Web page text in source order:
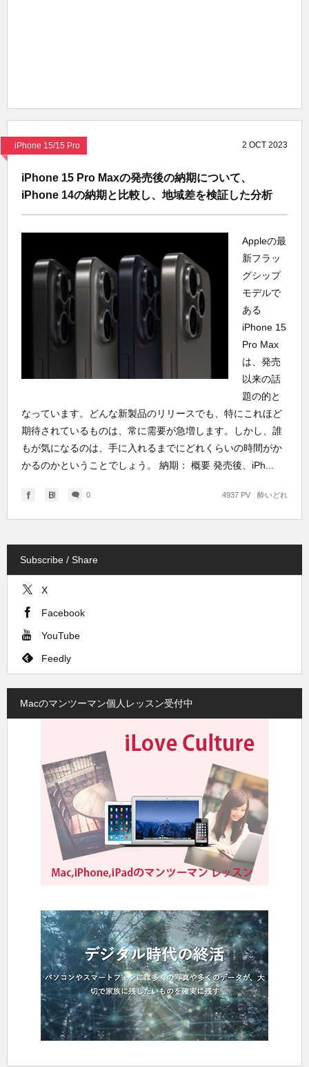
iPhone 15/15 Pro 2 OCT 2023
iPhone 15 Pro Maxの発売後の納期について、
iPhone 14の納期と比較し、地域差を検証した分析
Appleの最
新フラッ
グシップ
モデルで
ある
iPhone 15
Pro Max
は、発売
以来の話
題の的と
なっています。どんな新製品のリリースでも、特にこれほど
期待されているものは、常に需要が急増します。しかし、誰
もが気になるのは、手に入れるまでにどれくらいの時間がか
かるのかということでしょう。 納期： 概要 発売後、iPh...
0 酔いどれ
4937 PV
Subscribe / Share
X
Facebook
YouTube
Feedly
Macのマンツーマン個人レッスン受付中